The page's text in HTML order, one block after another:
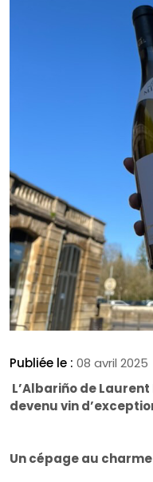
Publiée le : 08 avril 2025
L’Albariño de
devenu vin
Un cépage au